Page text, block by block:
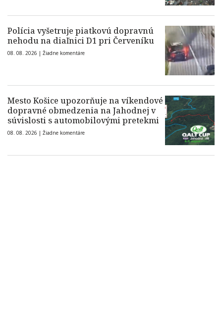
Polícia vyšetruje piatkovú dopravnú
nehodu na diaľnici D1 pri Červeníku
08. 08. 2026 | Žiadne komentáre
Mesto Košice upozorňuje na víkendové
dopravné obmedzenia na Jahodnej v
súvislosti s automobilovými pretekmi
08. 08. 2026 | Žiadne komentáre